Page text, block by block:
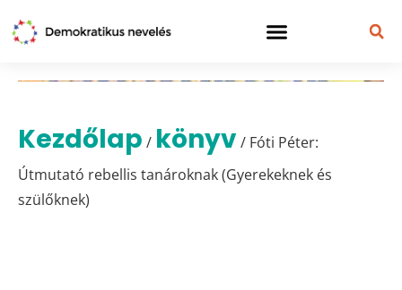
Kezdőlap / könyv / Fóti Péter:
Útmutató rebellis tanároknak (Gyerekeknek és
szülőknek)